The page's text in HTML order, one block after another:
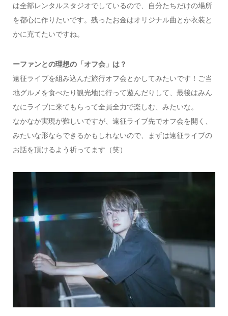
は全部レンタルスタジオでしているので、自分たちだけの場所
を都心に作りたいです。残ったお金はオリジナル曲とか衣装と
かに充てたいですね。
ーファンとの理想の「オフ会」は？
遠征ライブを組み込んだ旅行オフ会とかしてみたいです！ご当
地グルメを食べたり観光地に行って遊んだりして、最後はみん
なにライブに来てもらって全員全力で楽しむ、みたいな。
なかなか実現が難しいですが、遠征ライブ先でオフ会を開く、
みたいな形ならできるかもしれないので、まずは遠征ライブの
お話を頂けるよう祈ってます（笑）